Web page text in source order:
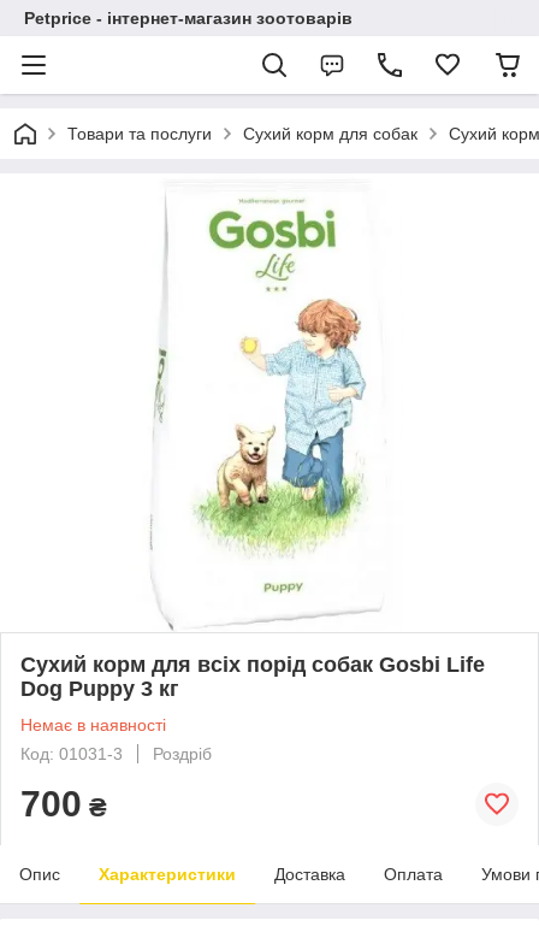
Petprice - інтернет-магазин зоотоварів
Товари та послуги Сухий корм для собак Сухий
Сухий корм для всіх порід собак Gosbi Life
Dog Puppy 3 кг
Немає в наявності
Код: 01031-3
Роздріб
700 ₴
Опис Характеристики Доставка Оплата Умови